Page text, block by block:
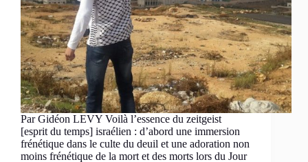
Par Gidéon LEVY Voilà l’essence du zeitgeist
[esprit du temps] israélien : d’abord une immersion
frénétique dans le culte du deuil et une adoration non
moins frénétique de la mort et des morts lors du Jour